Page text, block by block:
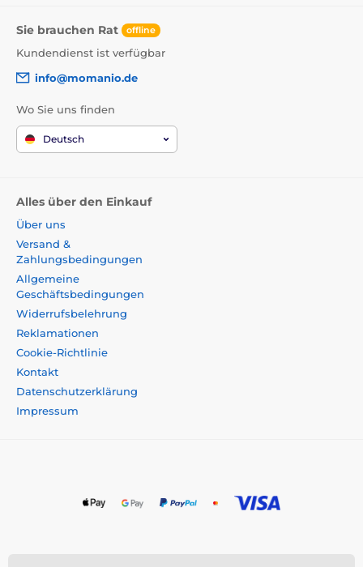
Sie brauchen Rat offline
Kundendienst ist verfügbar
info@momanio.de
Wo Sie uns finden
Deutsch
Alles über den Einkauf
Über uns
Versand &
Zahlungsbedingungen
Allgemeine
Geschäftsbedingungen
Widerrufsbelehrung
Reklamationen
Cookie-Richtlinie
Kontakt
Datenschutzerklärung
Impressum